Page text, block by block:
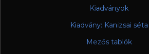
Kiadványok
Kiadvány: Kanizsai séta
Mezős tablók